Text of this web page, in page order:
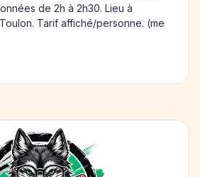
de 2h à 2h30. Lieu à
Tarif affiché/personne. (me